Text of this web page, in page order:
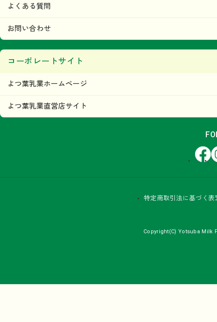
よくある質問
お問い合わせ
コーポレートサイト
よつ葉乳業ホームページ
よつ葉乳業直営店サイト
Facebook
特定商取引法に基づく表
Copyright(C) Yotsuba Milk